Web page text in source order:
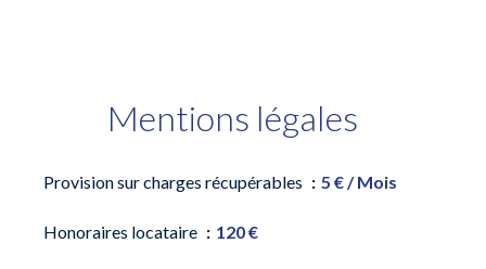
Mentions légales
Provision sur charges récupérables 5 € / Mois
Honoraires locataire 120 €